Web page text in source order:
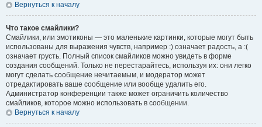
Вернуться к началу
Что такое смайлики?
Смайлики, или эмотиконы — это маленькие картинки, которые могут быть
использованы для выражения чувств, например :) означает радость, а :(
означает грусть. Полный список смайликов можно увидеть в форме
создания сообщений. Только не перестарайтесь, используя их: они легко
могут сделать сообщение нечитаемым, и модератор может
отредактировать ваше сообщение или вообще удалить его.
Администратор конференции также может ограничить количество
смайликов, которое можно использовать в сообщении.
Вернуться к началу